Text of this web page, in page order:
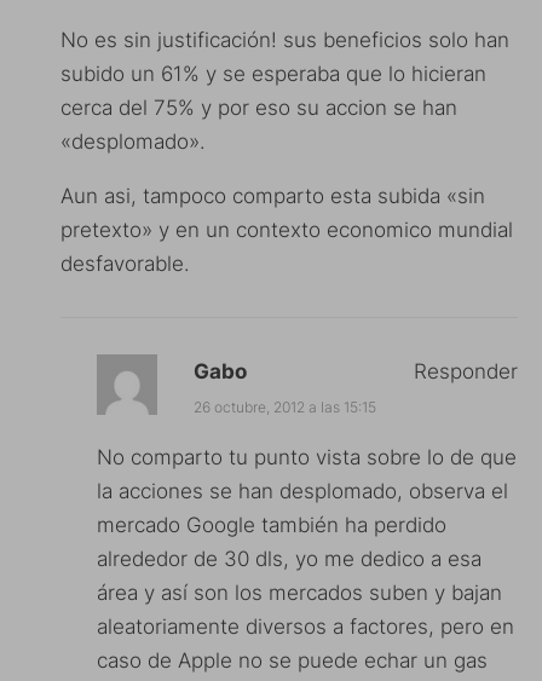
No es sin justificación! sus beneficios solo han
subido un 61% y se esperaba que lo hicieran
cerca del 75% y por eso su accion se han
«desplomado».
Aun asi, tampoco comparto esta subida «sin
pretexto» y en un contexto economico mundial
desfavorable.
Gabo
26 octubre, 2012 a las 15:15
No comparto tu punto vista sobre lo de que
la acciones se han desplomado, observa el
mercado Google también ha perdido
alrededor de 30 dls, yo me dedico a esa
área y así son los mercados suben y bajan
aleatoriamente diversos a factores, pero en
caso de Apple no se puede echar un gas
Responder